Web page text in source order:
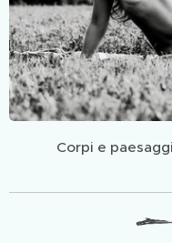
Corpi e